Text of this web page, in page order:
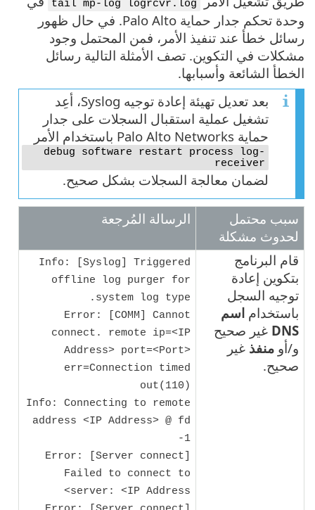
tail mp-log logrcvr.log
وحدة تحكم جدار حماية Palo Alto. في حال ظهور
رسائل خطأ عند تنفيذ الأمر، فمن المحتمل وجود
مشكلات في التكوين. تصف الأمثلة التالية رسائل
الخطأ الشائعة وأسبابها.
بعد تعديل تهيئة إعادة توجيه Syslog، أعِد
تشغيل عملية استقبال السجلات على جدار
حماية Palo Alto Networks باستخدام الأمر
debug software restart process log-
receiver
لضمان معالجة السجلات بشكل صحيح.
سبب محتمل
لحدوث مشكلة
الرسالة المُرجعة
قام البرنامج
بتكوين إعادة
توجيه السجل
باستخدام اسم
DNS غير صحيح
و/أو منفذ غير
صحيح.
Info: [Syslog] Triggered
offline log purger for
system log type.
Error: [COMM] Cannot
connect. remote ip=<IP
Address> port=<Port>
err=Connection timed
out(110)
Info: Connecting to remote
address <IP Address> @ fd
-1
Error: [Server connect]
Failed to connect to
server: <IP Address>